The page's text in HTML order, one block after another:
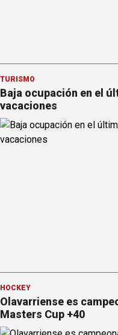
TURISMO
Baja ocupación en el
vacaciones
HOCKEY
Olavarriense es
Masters Cup +40